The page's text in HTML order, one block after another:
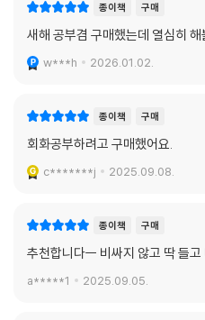
종이책 구매
새해 공부겸 구매했는데 열심히 해
w***h 2026.01.02.
종이책 구매
회화공부하려고 구매했어요.
c*******j 2025.09.08.
종이책 구매
추천합니다ㅡ 비싸지 않고 딱 들고
a*****1 2025.09.05.